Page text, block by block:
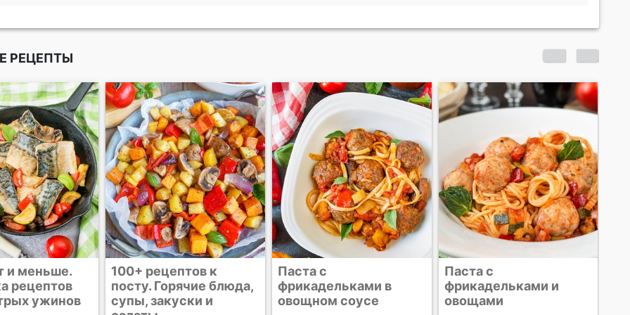
РЕЦЕПТЫ
к
блюда,
и
Паста с
фрикадельками в
овощном соусе
Паста с
фрикадельками и
овощами
Курица, запеченная в
средиземноморском
соусе